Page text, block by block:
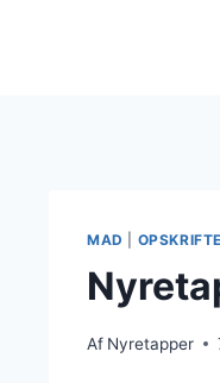
MAD
Af Nyretapper